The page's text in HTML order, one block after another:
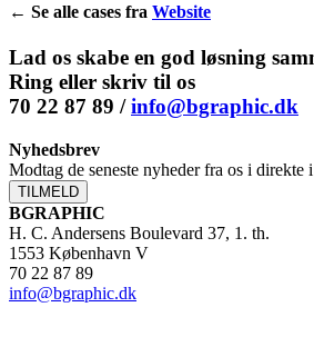
← Se alle cases fra Website
Lad os skabe en god løsning
Ring eller skriv til os
70 22 87 89 /info@bgraphic.dk
Nyhedsbrev
Modtag de seneste nyheder fra os i direkte
TILMELD
BGRAPHIC
H. C. Andersens Boulevard 37, 1. th.
1553 København V
70 22 87 89
info@bgraphic.dk